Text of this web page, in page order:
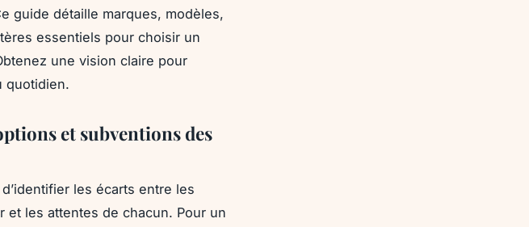
guide détaille marques, modèles,
essentiels pour choisir un
une vision claire pour
quotidien.
et subventions des
les écarts entre les
et les attentes de chacun. Pour un